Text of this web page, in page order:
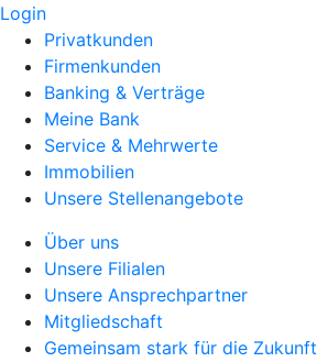
Login
Privatkunden
Firmenkunden
Banking & Verträge
Meine Bank
Service & Mehrwerte
Immobilien
Unsere Stellenangebote
Über uns
Unsere Filialen
Unsere Ansprechpartner
Mitgliedschaft
Gemeinsam stark für die Zukunft